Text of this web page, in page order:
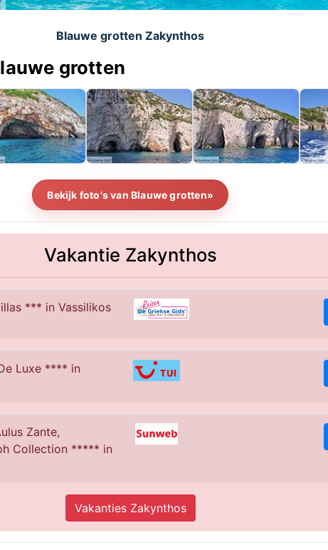
Blauwe grotten Zakynthos
grotten
Bekijk foto's van Blauwe grotten»
Vakantie Zakynthos
*** in Vassilikos
Luxe **** in
Zante,
Collection ***** in
Vakanties Zakynthos